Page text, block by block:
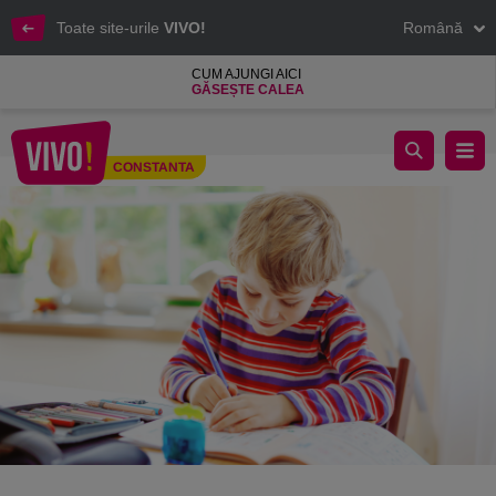
Toate site-urile VIVO! Română
CUM AJUNGI AICI
GĂSEȘTE CALEA
Constanta
CONSTANTA
Cum să organizezi biroul micului școlar